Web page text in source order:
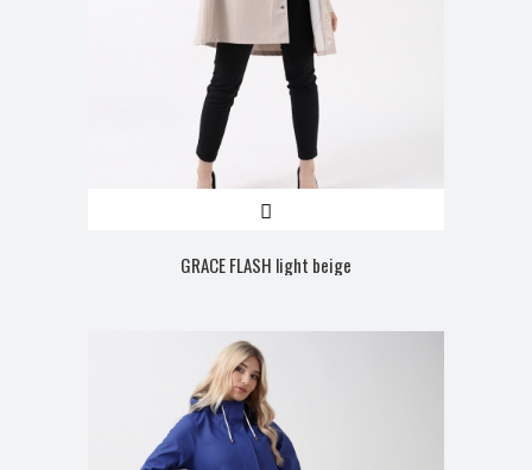
GRACE FLASH light beige